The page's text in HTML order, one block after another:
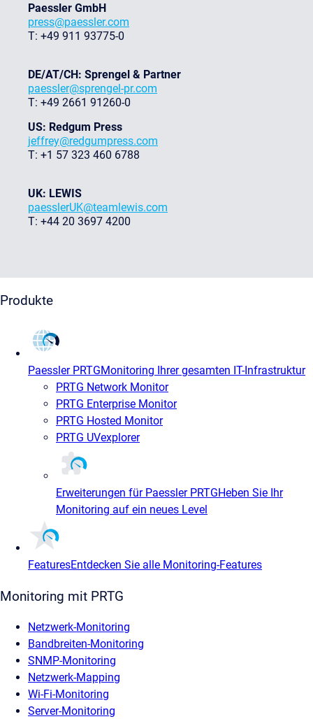
Paessler GmbH
press@paessler.com
T: +49 911 93775-0
DE/AT/CH: Sprengel & Partner
paessler@sprengel-pr.com
T: +49 2661 91260-0
US: Redgum Press
jeffrey@redgumpress.com
T: +1 57 323 460 6788
UK: LEWIS
paesslerUK@teamlewis.com
T: +44 20 3697 4200
Produkte
Paessler PRTGMonitoring Ihrer gesamten IT-Infrastruktur
PRTG Network Monitor
PRTG Enterprise Monitor
PRTG Hosted Monitor
PRTG UVexplorer
Erweiterungen für Paessler PRTGHeben Sie Ihr
Monitoring auf ein neues Level
FeaturesEntdecken Sie alle Monitoring-Features
Monitoring mit PRTG
Netzwerk-Monitoring
Bandbreiten-Monitoring
SNMP-Monitoring
Netzwerk-Mapping
Wi-Fi-Monitoring
Server-Monitoring